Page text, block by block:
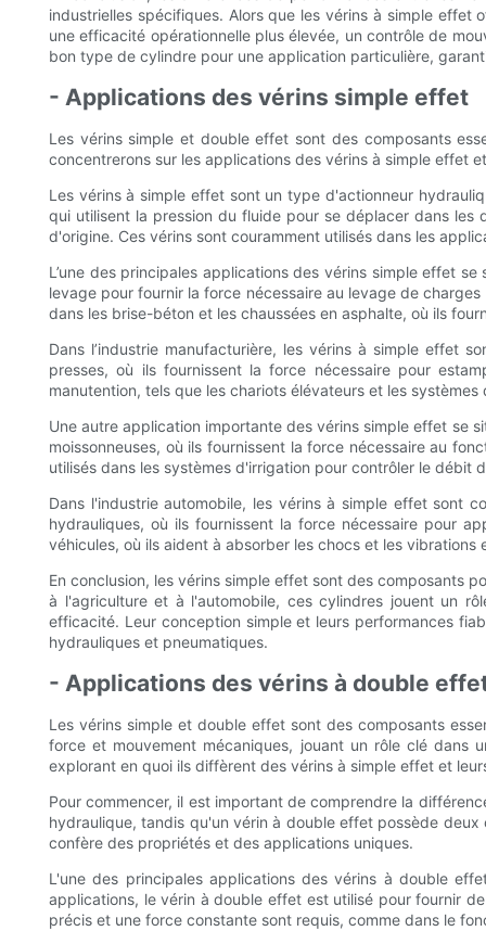
industrielles spécifiques. Alors que les vérins à simple
une efficacité opérationnelle plus élevée, un contrôle de
bon type de cylindre pour une application particulière,
- Applications des vérins simple effet
Les vérins simple et double effet sont des composants
concentrerons sur les applications des vérins à simple effet
Les vérins à simple effet sont un type d'actionneur
qui utilisent la pression du fluide pour se déplacer dans
d'origine. Ces vérins sont couramment utilisés dans les
L’une des principales applications des vérins simple effet
levage pour fournir la force nécessaire au levage de
dans les brise-béton et les chaussées en asphalte, où ils
Dans l’industrie manufacturière, les vérins à simple effet
presses, où ils fournissent la force nécessaire pour
manutention, tels que les chariots élévateurs et les
Une autre application importante des vérins simple effet se
moissonneuses, où ils fournissent la force nécessaire au
utilisés dans les systèmes d'irrigation pour contrôler le débit
Dans l'industrie automobile, les vérins à simple effet sont
hydrauliques, où ils fournissent la force nécessaire pour
véhicules, où ils aident à absorber les chocs et les
En conclusion, les vérins simple effet sont des composants
à l'agriculture et à l'automobile, ces cylindres jouent un
efficacité. Leur conception simple et leurs performances
hydrauliques et pneumatiques.
- Applications des vérins à double
Les vérins simple et double effet sont des composants
force et mouvement mécaniques, jouant un rôle clé dans
explorant en quoi ils diffèrent des vérins à simple effet et
Pour commencer, il est important de comprendre la
hydraulique, tandis qu'un vérin à double effet possède
confère des propriétés et des applications uniques.
L'une des principales applications des vérins à double
applications, le vérin à double effet est utilisé pour fournir
précis et une force constante sont requis, comme dans le